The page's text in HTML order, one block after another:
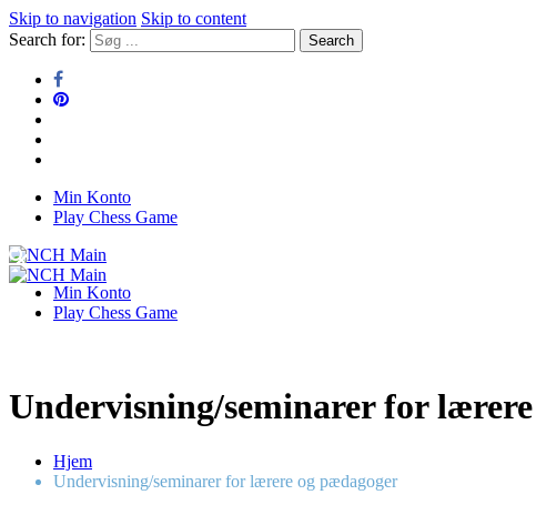
Skip to navigation Skip to content
Search for:
NCH Main
Min Konto
Play Chess Game
NCH MainMin Konto
Play Chess Game
Undervisning/seminarer for
Hjem
Undervisning/seminarer for lærere og pædagoger